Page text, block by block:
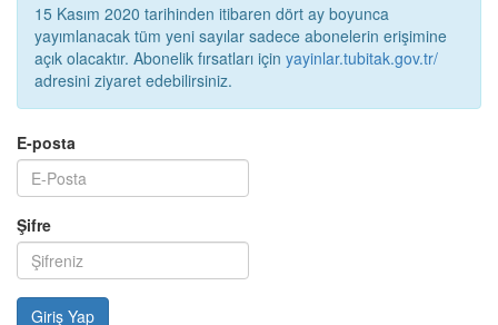
15 Kasım 2020 tarihinden itibaren dört ay boyunca
yayımlanacak tüm yeni sayılar sadece abonelerin erişimine
açık olacaktır. Abonelik fırsatları için yayinlar.tubitak.gov.tr/
adresini ziyaret edebilirsiniz.
E-posta
Şifre